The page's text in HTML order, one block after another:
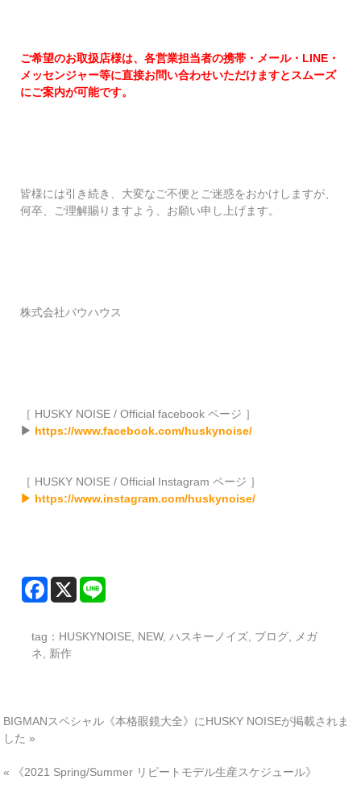
ご希望のお取扱店様は、各営業担当者の携帯・メール・LINE・
メッセンジャー等に直接お問い合わせいただけますとスムーズ
にご案内が可能です。
皆様には引き続き、大変なご不便とご迷惑をおかけしますが、
何卒、ご理解賜りますよう、お願い申し上げます。
株式会社バウハウス
［ HUSKY NOISE / Official facebook ページ ］
▶ https://www.facebook.com/huskynoise/
［ HUSKY NOISE / Official Instagram ページ ］
▶ https://www.instagram.com/huskynoise/
tag： HUSKYNOISE NEW,ハスキーノイズ ブログ
メガ
ネ
新作
BIGMANスペシャル《本格眼鏡大全》にHUSKY NOISEが掲載されま
した »
« 《2021 Spring/Summer リピートモデル生産スケジュール》